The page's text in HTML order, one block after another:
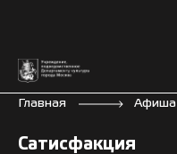
Главная Афиша
Сатисфакция